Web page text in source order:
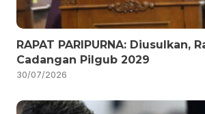
RAPAT PARIPURNA: Diusulkan,
Cadangan Pilgub 2029
30/07/2026